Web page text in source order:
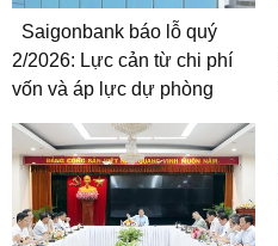
Saigonbank báo lỗ quý
2/2026: Lực cản từ chi phí
vốn và áp lực dự phòng